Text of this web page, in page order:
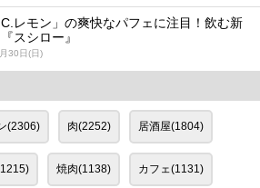
レモン」の爽快なパフェに注目！飲む新
スシロー』
30日(日)
(2306) 肉(2252) 居酒屋(1804)
焼肉(1138) カフェ(1131)